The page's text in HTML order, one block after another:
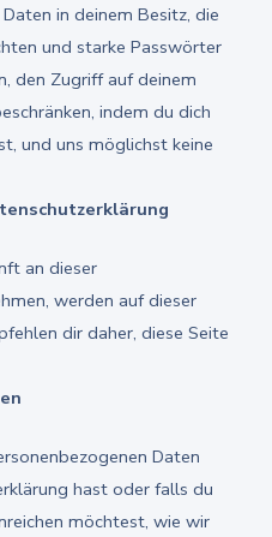
in deinem Besitz, die
und starke Passwörter
den Zugriff auf deinem
indem du dich
und uns möglichst keine
an dieser
werden auf dieser
dir daher, diese Seite
Daten
hast oder falls du
möchtest, wie wir